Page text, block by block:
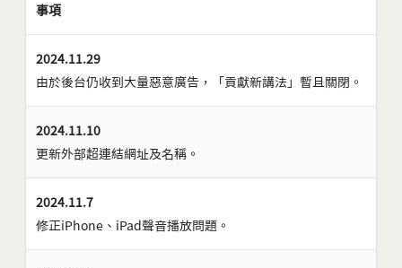
事項
2024.11.29
由於後台仍收到大量惡意廣告，「貢獻新講法」暫且關閉。
2024.11.10
更新外部超連結網址及名稱。
2024.11.7
修正iPhone、iPad聲音播放問題。